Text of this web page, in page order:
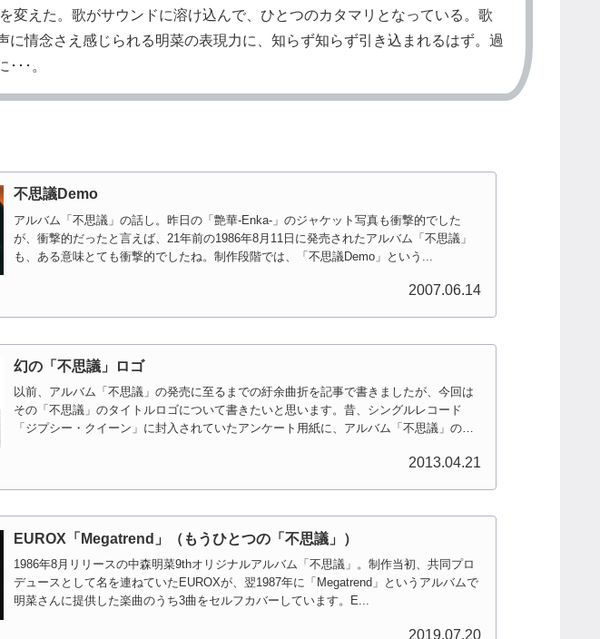
変えた。歌がサウンドに溶け込んで、ひとつのカタマリとなっている。歌
に情念さえ感じられる明菜の表現力に、知らず知らず引き込まれるはず。過
･･。
不思議Demo
アルバム「不思議」の話し。昨日の「艶華-Enka-」のジャケット写真も衝撃的でした
が、衝撃的だったと言えば、21年前の1986年8月11日に発売されたアルバム「不思議」
も、ある意味とても衝撃的でしたね。制作段階では、「不思議Demo」という...
2007.06.14
幻の「不思議」ロゴ
以前、アルバム「不思議」の発売に至るまでの紆余曲折を記事で書きましたが、今回は
その「不思議」のタイトルロゴについて書きたいと思います。昔、シングルレコード
「ジプシー・クイーン」に封入されていたアンケート用紙に、アルバム「不思議」の発
2013.04.21
EUROX「Megatrend」（もうひとつの「不思議」）
1986年8月リリースの中森明菜9thオリジナルアルバム「不思議」。制作当初、共同プロ
デュースとして名を連ねていたEUROXが、翌1987年に「Megatrend」というアルバムで
明菜さんに提供した楽曲のうち3曲をセルフカバーしています。E...
2019.07.20